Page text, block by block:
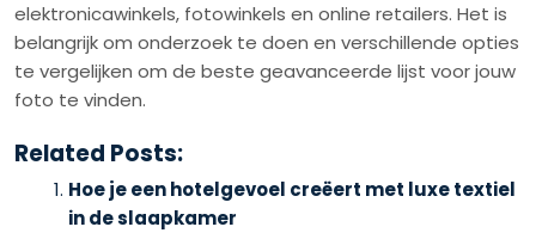
elektronicawinkels, fotowinkels en online retailers. Het is
belangrijk om onderzoek te doen en verschillende opties
te vergelijken om de beste geavanceerde lijst voor jouw
foto te vinden.
Related Posts:
Hoe je een hotelgevoel creëert met luxe textiel
in de slaapkamer